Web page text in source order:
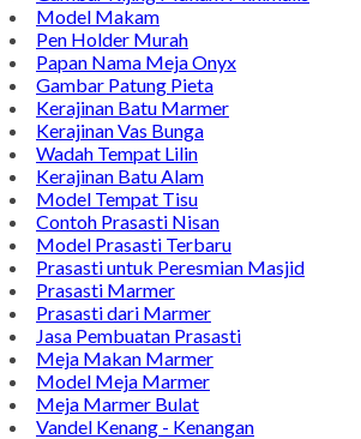
Model Makam
Pen Holder Murah
Papan Nama Meja Onyx
Gambar Patung Pieta
Kerajinan Batu Marmer
Kerajinan Vas Bunga
Wadah Tempat Lilin
Kerajinan Batu Alam
Model Tempat Tisu
Contoh Prasasti Nisan
Model Prasasti Terbaru
Prasasti untuk Peresmian Masjid
Prasasti Marmer
Prasasti dari Marmer
Jasa Pembuatan Prasasti
Meja Makan Marmer
Model Meja Marmer
Meja Marmer Bulat
Vandel Kenang - Kenangan